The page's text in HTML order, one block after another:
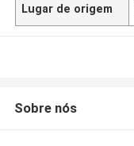
Lugar de origem
Sobre nós